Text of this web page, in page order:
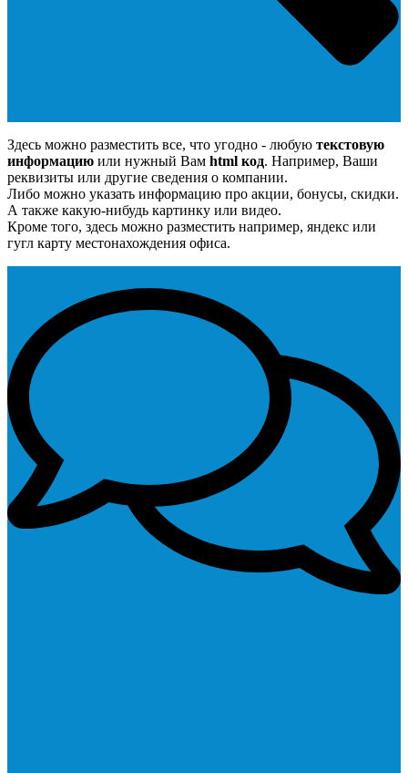
Здесь можно разместить все, что угодно - любую текстовую
информацию или нужный Вам html код. Например, Ваши
реквизиты или другие сведения о компании.
Либо можно указать информацию про акции, бонусы, скидки.
А также какую-нибудь картинку или видео.
Кроме того, здесь можно разместить например, яндекс или
гугл карту местонахождения офиса.